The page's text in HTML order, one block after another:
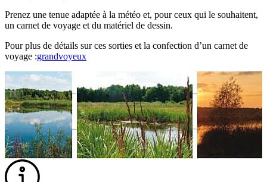
Prenez une tenue adaptée à la météo et, pour ceux qui le souhaitent,
un carnet de voyage et du matériel de dessin.
Pour plus de détails sur ces sorties et la confection d’un carnet de
voyage :grandvoyeux